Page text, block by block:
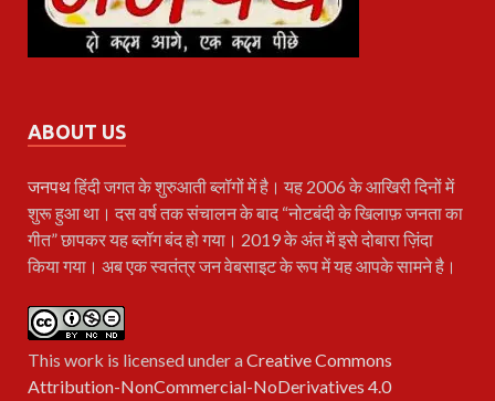
ABOUT US
जनपथहिंदी जगत के शुरुआती ब्लॉगों में है। यह 2006 के आखिरी दिनों में
शुरू हुआ था। दस वर्ष तक संचालन के बाद “नोटबंदी के खिलाफ़ जनता का
गीत” छापकर यह ब्लॉग बंद हो गया। 2019 के अंत में इसे दोबारा ज़िंदा
किया गया। अब एक स्वतंत्र जन वेबसाइट के रूप में यह आपके सामने है।
This work is licensed under aCreative Commons
Attribution-NonCommercial-NoDerivatives 4.0